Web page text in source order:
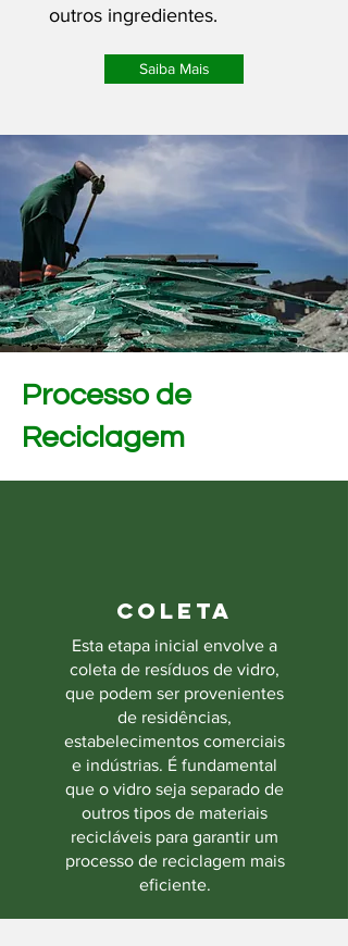
outros ingredientes.
Saiba Mais
Processo de
Reciclagem
COLETA
Esta etapa inicial envolve a
coleta de resíduos de vidro,
que podem ser provenientes
de residências,
estabelecimentos comerciais
e indústrias. É fundamental
que o vidro seja separado de
outros tipos de materiais
recicláveis para garantir um
processo de reciclagem mais
eficiente.